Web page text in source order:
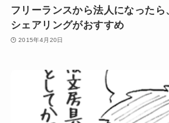
フリーランスから法人になった
シェアリングがおすすめ
2015年4月20日